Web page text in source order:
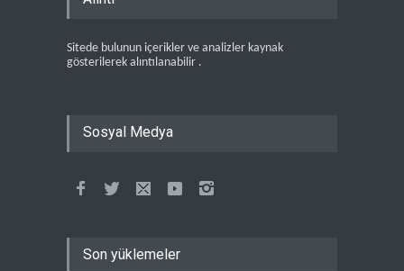
Sitede bulunun içerikler ve analizler kaynak
gösterilerek alıntılanabilir .
Sosyal Medya
Son yüklemeler